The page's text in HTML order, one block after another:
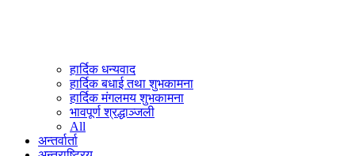
हार्दिक धन्यवाद
हार्दिक बधाई तथा शुभकामना
हार्दिक मंगलमय शुभकामना
भावपूर्ण श्रद्धाञ्जली
All
अन्तर्वार्ता